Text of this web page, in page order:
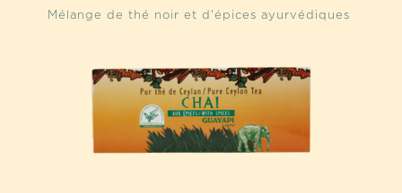
Mélange de thé noir et d'épices ayurvédiques